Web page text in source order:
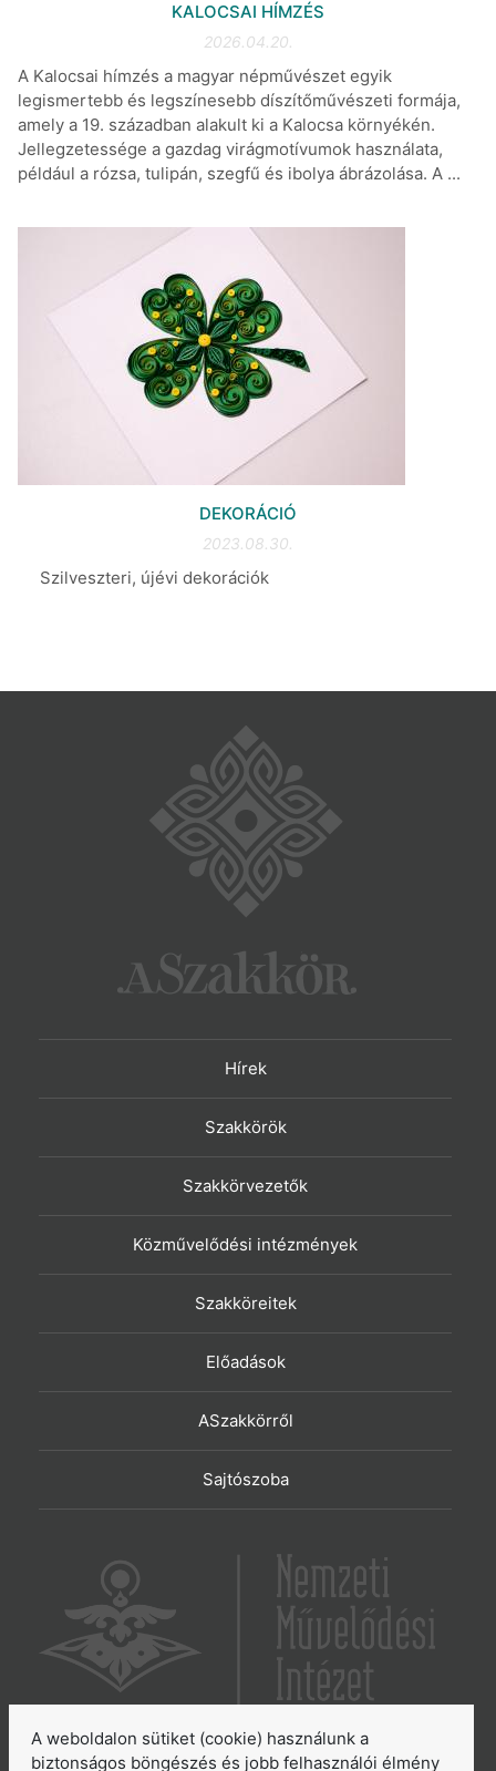
KALOCSAI HÍMZÉS
2026.04.20.
A Kalocsai hímzés a magyar népművészet egyik
legismertebb és legszínesebb díszítőművészeti formája,
amely a 19. században alakult ki a Kalocsa környékén.
Jellegzetessége a gazdag virágmotívumok használata,
például a rózsa, tulipán, szegfű és ibolya ábrázolása. A ...
DEKORÁCIÓ
2023.08.30.
Szilveszteri, újévi dekorációk
Hírek
Szakkörök
Szakkörvezetők
Közművelődési intézmények
Szakköreitek
Előadások
ASzakkörről
Sajtószoba
6065 Lakitelek, Szentkirályi út 2.
A weboldalon sütiket (cookie) használunk a
biztonságos böngészés és jobb felhasználói élmény